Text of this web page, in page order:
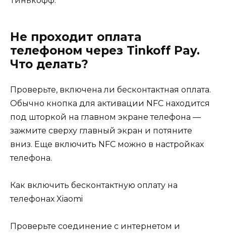
Не проходит оплата
телефоном через Tinkoff Pay.
Что делать?
Проверьте, включена ли бесконтактная оплата.
Обычно кнопка для активации NFC находится
под шторкой на главном экране телефона —
зажмите сверху главный экран и потяните
вниз. Еще включить NFC можно в настройках
телефона.
Как включить бесконтактную оплату на
телефонах Xiaomi
Проверьте соединение с интернетом и